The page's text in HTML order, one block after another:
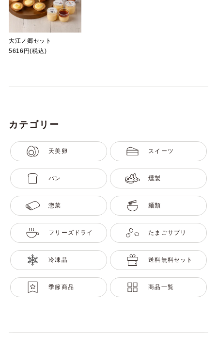
大江ノ郷セット
5616円(税込)
カテゴリー
天美卵 スイーツ
パン 燻製
惣菜 麺類
フリーズドライ たまごサプリ
冷凍品 送料無料セット
季節商品 商品一覧